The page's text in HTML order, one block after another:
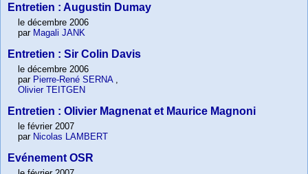
Entretien : Augustin Dumay
le décembre 2006
par Magali JANK
Entretien : Sir Colin Davis
le décembre 2006
par Pierre-René SERNA,
Olivier TEITGEN
Entretien : Olivier Magnenat et Maurice Magnoni
le février 2007
par Nicolas LAMBERT
Evénement OSR